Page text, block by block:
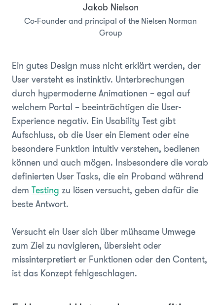
Jakob Nielson
Co-Founder and principal of the Nielsen Norman
Group
Ein gutes Design muss nicht erklärt werden, der
User versteht es instinktiv. Unterbrechungen
durch hypermoderne Animationen – egal auf
welchem Portal – beeinträchtigen die User-
Experience negativ. Ein Usability Test gibt
Aufschluss, ob die User ein Element oder eine
besondere Funktion intuitiv verstehen, bedienen
können und auch mögen. Insbesondere die vorab
definierten User Tasks, die ein Proband während
dem Testing zu lösen versucht, geben dafür die
beste Antwort.
Versucht ein User sich über mühsame Umwege
zum Ziel zu navigieren, übersieht oder
missinterpretiert er Funktionen oder den Content,
ist das Konzept fehlgeschlagen.